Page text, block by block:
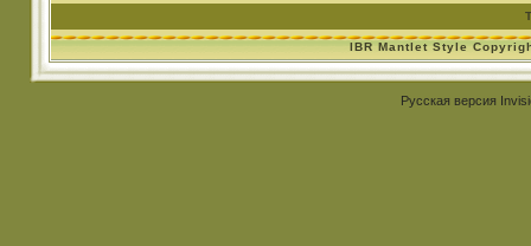
IBR Mantlet Style
Русская версия